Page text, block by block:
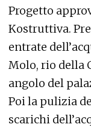
Progetto
Kostruttiva.
entrate
Molo, rio della
angolo del
Poi la pulizia
scarichi